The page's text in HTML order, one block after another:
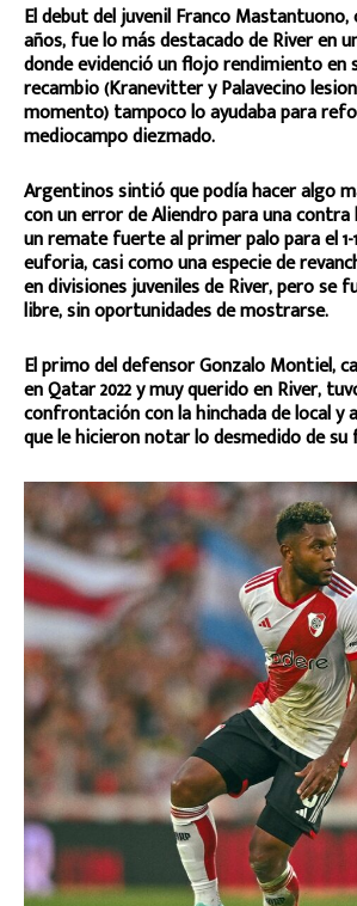
El debut del juvenil Franco Mastantuono,
años, fue lo más destacado de River en
donde evidenció un flojo rendimiento en
recambio (Kranevitter y Palavecino
momento) tampoco lo ayudaba para
mediocampo diezmado.
Argentinos sintió que podía hacer algo
con un error de Aliendro para una
un remate fuerte al primer palo para el
euforia, casi como una especie de
en divisiones juveniles de River, pero se
libre, sin oportunidades de mostrarse.
El primo del defensor Gonzalo Montiel,
en Qatar 2022 y muy querido en River,
confrontación con la hinchada de local y
que le hicieron notar lo desmedido de